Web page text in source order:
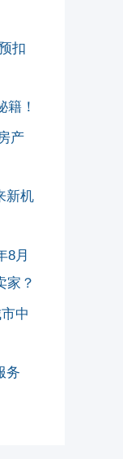
扣
籍！
产
新机
8月
家？
中
务